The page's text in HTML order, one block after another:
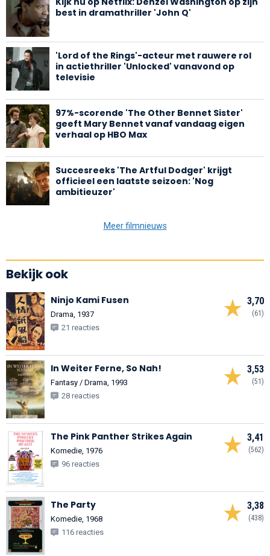
best in dramathriller 'John Q'
'Lord of the Rings'-acteur met rauwere rol
in actiethriller 'Unlocked' vanavond op
televisie
97%-scorende 'The Other Bennet Sister'
geeft Mary Bennet vanaf vandaag eigen
verhaal op HBO Max
Succesreeks 'The Artful Dodger' krijgt
officieel een laatste seizoen: 'Nog
ambitieuzer'
Meer filmnieuws
Bekijk ook
3,70
(61)
Ninjo Kami Fusen
Drama, 1937
21 reacties
3,53
(51)
In Weiter Ferne, So Nah!
Fantasy / Drama, 1993
28 reacties
3,41
(562)
The Pink Panther Strikes Again
Komedie, 1976
96 reacties
3,38
(438)
The Party
Komedie, 1968
116 reacties